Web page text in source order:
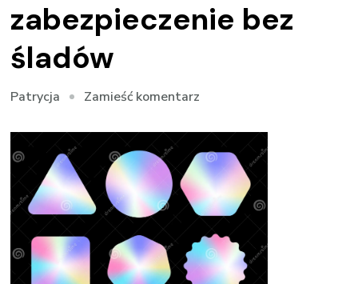
zabezpieczenie bez
śladów
Patrycja Zamieść komentarz
Plomby
VOID
niebrudzące
–
zabezpieczenie
bez